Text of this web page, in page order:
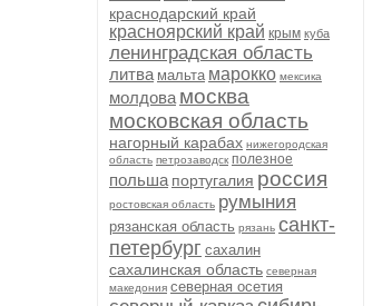
краснодарский край
красноярский край крым куба
ленинградская область
литва мальта марокко мексика
молдова москва
московская область
нагорный карабах нижегородская
область петрозаводск полезное
польша португалия россия
ростовская область румыния
рязанская область рязань санкт-
петербург сахалин
сахалинская область северная
македония северная осетия